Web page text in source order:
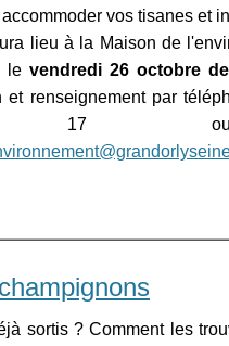
vos tisanes et
lieu à la Maison de
le vendredi 26 octobre
et renseignement par
17
sortis ? Comment les